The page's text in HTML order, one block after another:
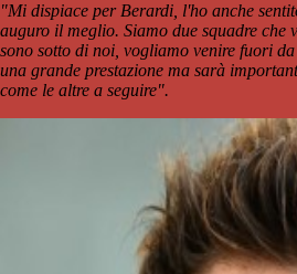
"Mi dispiace per Berardi, l'ho anche
auguro il meglio. Siamo due squadre che
sono sotto di noi, vogliamo venire fuori
una grande prestazione ma sarà
come le altre a seguire".